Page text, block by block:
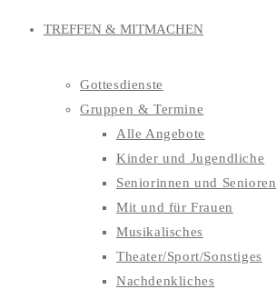
TREFFEN & MITMACHEN
Gottesdienste
Gruppen & Termine
Alle Angebote
Kinder und Jugendliche
Seniorinnen und Senioren
Mit und für Frauen
Musikalisches
Theater/Sport/Sonstiges
Nachdenkliches